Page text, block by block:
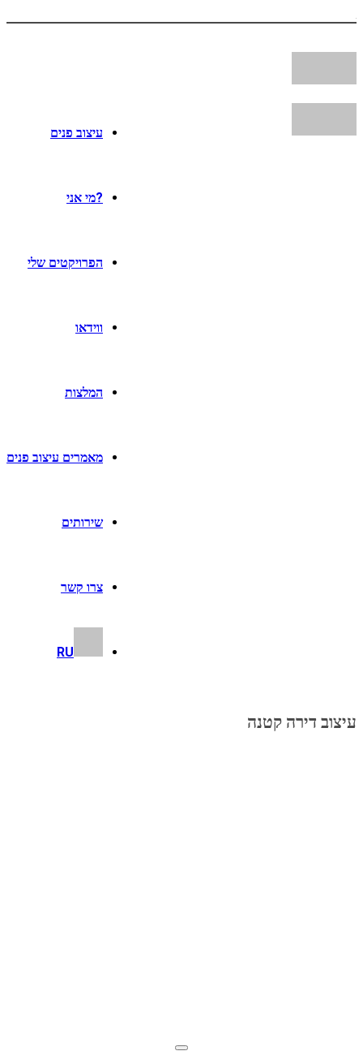
עיצוב פנים
?מי אני
הפרויקטים שלי
ווידאו
המלצות
מאמרים עיצוב פנים
שירותים
צרו קשר
RU
עיצוב דירה קטנה